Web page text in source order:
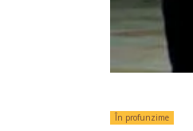
În profunzime